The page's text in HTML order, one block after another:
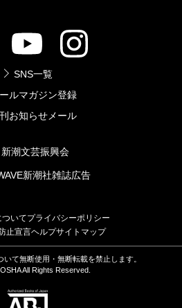
SNS一覧
ールマガジン登録
お知らせメール
新潮文芸振興会
新潮社雑誌広告
いてプライバシーポリシー
止宣言ヘルプサイトマップ
て無断使用・無断転載を禁止します。
All Rights Reserved.